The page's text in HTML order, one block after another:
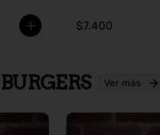
$7.400
Ver más